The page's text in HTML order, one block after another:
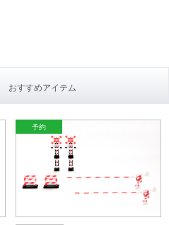
おすすめアイテム